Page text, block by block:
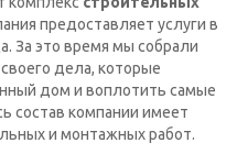
комплекс строительных
предоставляет услуги в
За это время мы собрали
дела, которые
дом и воплотить самые
состав компании имеет
и монтажных работ.